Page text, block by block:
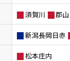
須賀川 郡山
新潟長岡日赤
松本庄内